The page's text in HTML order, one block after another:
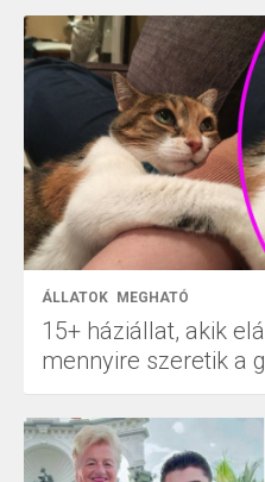
ÁLLATOK MEGHATÓ
15+ háziállat, akik
mennyire szeretik a